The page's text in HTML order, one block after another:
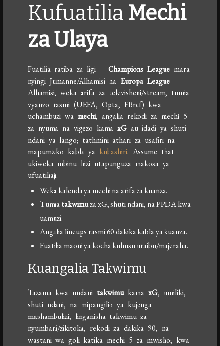
Kufuatilia Mechi
za Ulaya
Fuatilia ratiba za ligi –Champions League mara
nyingi Jumanne/Alhamisi na Europa League
Alhamisi, weka arifa za televisheni/stream, tumia
vyanzo rasmi (UEFA, Opta, FBref) kwa
uchambuzi wamechi, angalia rekodi za mechi 5
za nyuma na vigezo kamaxG au idadi ya shuti
ndani ya lango; tathmini athari za usafiri na
mapumziko kabla ya kubashiri. Assume that
ukiweka mbinu hizi utapunguza makosa ya
ufuatiliaji.
Weka kalenda ya mechi na arifa za kuanza.
Tumiatakwimuza xG, shuti ndani, na PPDA kwa
uamuzi.
Angalia lineups rasmi 60 dakika kabla ya kuanza.
Fuatilia maoni ya kocha kuhusu uraibu/majeraha.
Kuangalia Takwimu
Tazama kwa undani takwimukamaxG, umiliki,
shuti ndani, na mipangilio ya kujenga
mashambulizi; linganisha takwimu za
nyumbani/zikitoka, rekodi za dakika 90, na
wastani wa goli katika mechi 5 za mwisho; kwa